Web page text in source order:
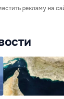
рекламу на